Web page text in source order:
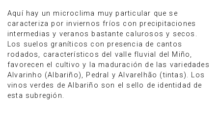
Aquí hay un microclima muy particular que se
caracteriza por inviernos fríos con precipitaciones
intermedias y veranos bastante calurosos y secos.
Los suelos graníticos con presencia de cantos
rodados, característicos del valle fluvial del Miño,
favorecen el cultivo y la maduración de las variedades
Alvarinho (Albariño), Pedral y Alvarelhão (tintas). Los
vinos verdes de Albariño son el sello de identidad de
esta subregión.